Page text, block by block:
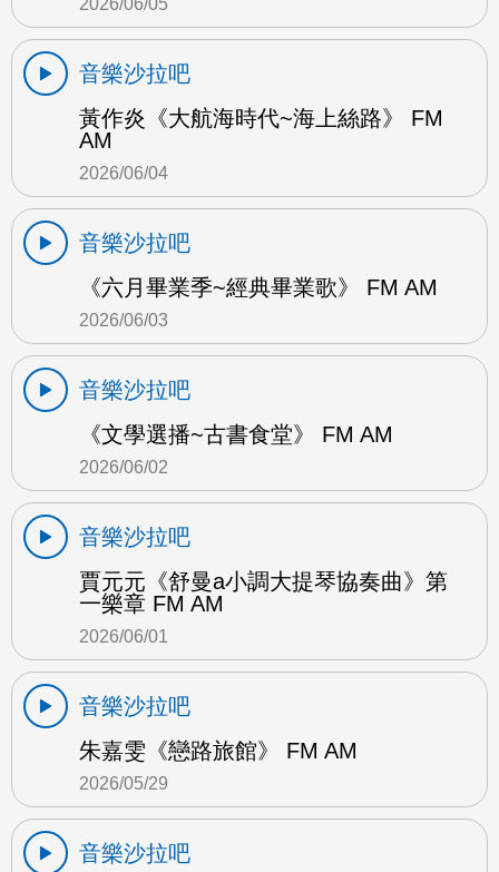
音樂沙拉吧
黃作炎《大航海時代~海上絲路》 FM
AM
2026/06/04
音樂沙拉吧
《六月畢業季~經典畢業歌》 FM AM
2026/06/03
音樂沙拉吧
《文學選播~古書食堂》 FM AM
2026/06/02
音樂沙拉吧
賈元元《舒曼a小調大提琴協奏曲》第
一樂章 FM AM
2026/06/01
音樂沙拉吧
朱嘉雯《戀路旅館》 FM AM
2026/05/29
音樂沙拉吧